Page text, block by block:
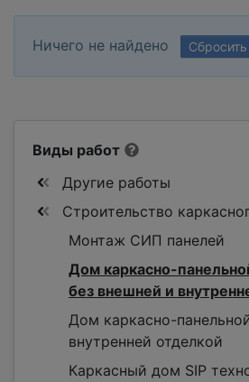
Ничего не найдено
Виды работ
Другие работы
Строительство
Монтаж СИП панелей
Дом каркасно-
без внешней и
Дом каркасно-
внутренней отделкой
Каркасный дом SIP